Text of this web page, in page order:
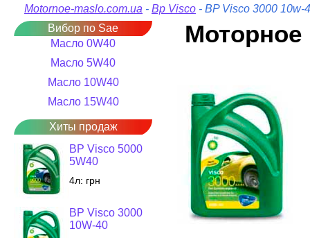
Motornoe-maslo.com.ua - Bp Visco - BP Visco 3000 10w-
Вибор по Sae
Масло 0W40
Масло 5W40
Масло 10W40
Масло 15W40
Хиты продаж
BP Visco 5000
5W40
4л: грн
BP Visco 3000
10W-40
Моторное